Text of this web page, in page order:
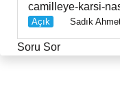
camilleye-karsi-
Açık Sadık
Soru Sor